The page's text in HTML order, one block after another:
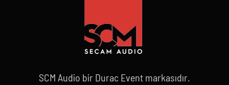
SCM Audio bir Durac Event markasıdır.